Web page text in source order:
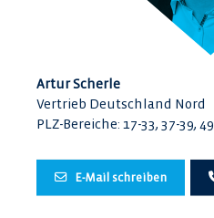
Artur Scherle
Vertrieb Deutschland Nord
PLZ-Bereiche: 17-33, 37-39, 49
E-Mail schreiben